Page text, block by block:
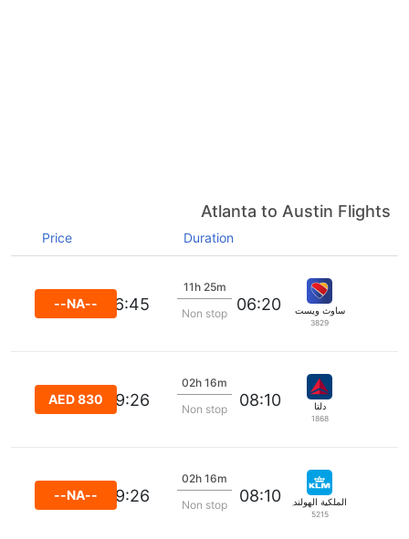
Atlanta to Austin Flights
Duration
Price
ساوث ويست
3829
06:20
11h 25m
Non stop
16:45
--NA--
دلتا
1868
08:10
02h 16m
Non stop
09:26
AED 830
الملكية الهولندية كي إل إم
5215
08:10
02h 16m
Non stop
09:26
--NA--